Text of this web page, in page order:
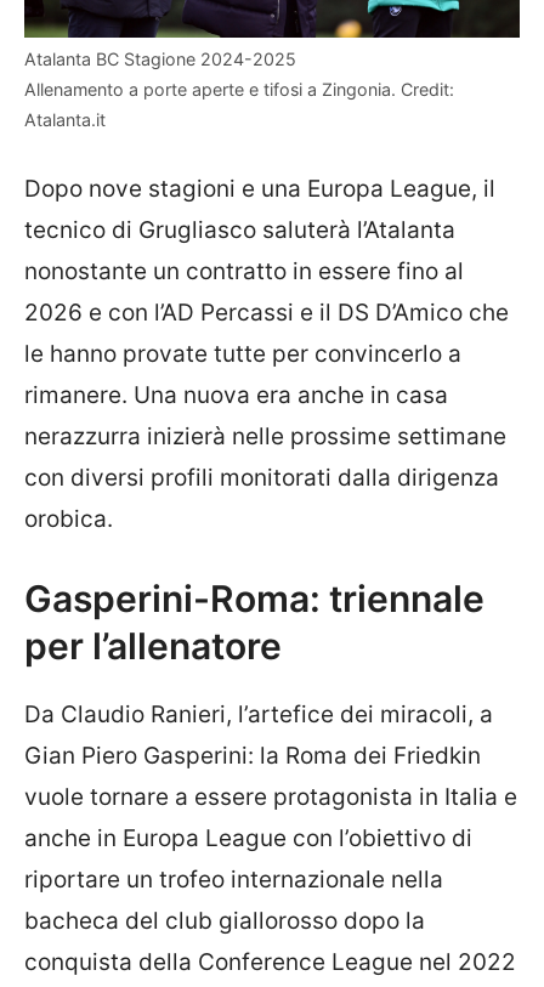
Atalanta BC Stagione 2024-2025
Allenamento a porte aperte e tifosi a Zingonia. Credit:
Atalanta.it
Dopo nove stagioni e una Europa League, il
tecnico di Grugliasco saluterà l’Atalanta
nonostante un contratto in essere fino al
2026 e con l’AD Percassi e il DS D’Amico che
le hanno provate tutte per convincerlo a
rimanere. Una nuova era anche in casa
nerazzurra inizierà nelle prossime settimane
con diversi profili monitorati dalla dirigenza
orobica.
Gasperini-Roma: triennale
per l’allenatore
Da Claudio Ranieri, l’artefice dei miracoli, a
Gian Piero Gasperini: la Roma dei Friedkin
vuole tornare a essere protagonista in Italia e
anche in Europa League con l’obiettivo di
riportare un trofeo internazionale nella
bacheca del club giallorosso dopo la
conquista della Conference League nel 2022